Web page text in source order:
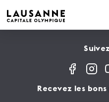
Recevez les